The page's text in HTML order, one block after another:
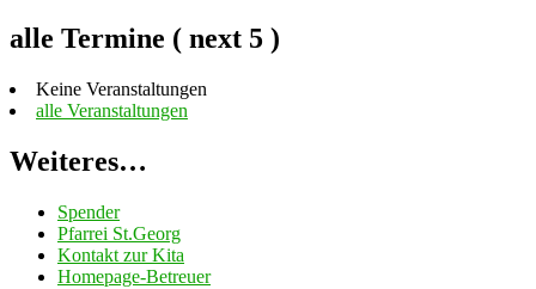
alle Termine ( next 5 )
Keine Veranstaltungen
alle Veranstaltungen
Weiteres…
Spender
Pfarrei St.Georg
Kontakt zur Kita
Homepage-Betreuer